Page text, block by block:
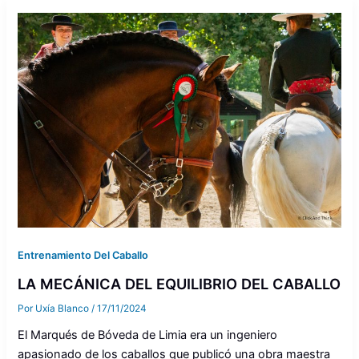
Entrenamiento Del Caballo
LA MECÁNICA DEL EQUILIBRIO DEL CABALLO
Por Uxía Blanco/17/11/2024
El Marqués de Bóveda de Limia era un ingeniero
apasionado de los caballos que publicó una obra maestra